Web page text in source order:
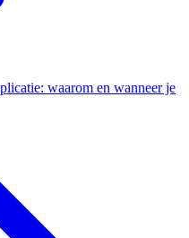
waarom en wanneer je